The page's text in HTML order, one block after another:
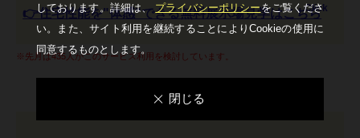
👉住宅性能を"体感"できる無料展示場見学はこちら
Click
※先月は435人がこのサービス利用を検討しています。
しております。詳細は、 プライバシーポリシーをご覧くださ
い。
また、サイト利⽤を継続することによりCookieの使⽤に
同意するものとします。
閉じる